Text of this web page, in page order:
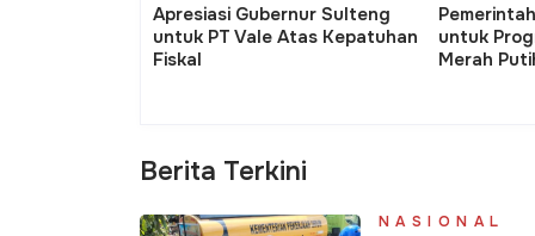
Dedi Mulyadi Hapus Syarat
KTP Asli dalam Pembayaran
Pajak Jabar
Daerah:
Harapan
Berita Terkini
NASIONAL